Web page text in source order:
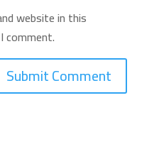
website in this
comment.